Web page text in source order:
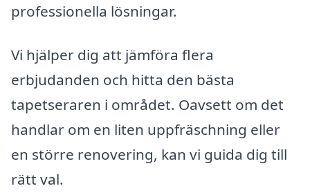
professionella lösningar.
Vi hjälper dig att jämföra flera
erbjudanden och hitta den bästa
tapetseraren i området. Oavsett om det
handlar om en liten uppfräschning eller
en större renovering, kan vi guida dig till
rätt val.